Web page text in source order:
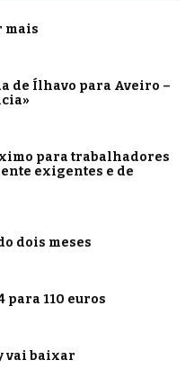
mais
de Ílhavo para Aveiro –
para trabalhadores
exigentes e de
dois meses
para 110 euros
vai baixar